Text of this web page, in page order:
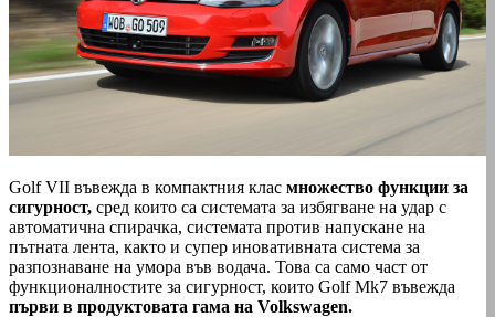
Golf VII въвежда в компактния клас множество функции за
сигурност, сред които са системата за избягване на удар с
автоматична спирачка, системата против напускане на
пътната лента, както и супер иновативната система за
разпознаване на умора във водача. Това са само част от
функционалностите за сигурност, които Golf Mk7 въвежда
първи в продуктовата гама на Volkswagen.